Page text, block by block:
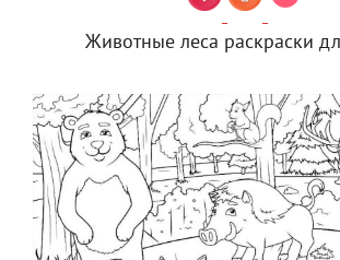
Животные леса раскраски